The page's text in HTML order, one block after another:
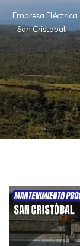
Empresa
San Cristobal